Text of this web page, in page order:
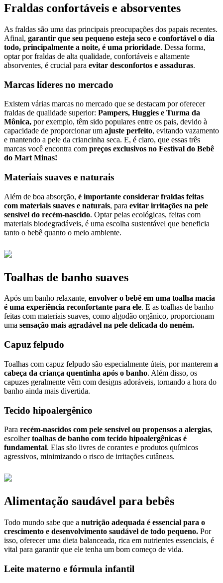
Fraldas confortáveis e absorventes
As fraldas são uma das principais preocupações dos papais recentes.
Afinal, garantir que seu pequeno esteja seco e confortável o dia
todo, principalmente a noite, é uma prioridade. Dessa forma,
optar por fraldas de alta qualidade, confortáveis e altamente
absorventes, é crucial para evitar desconfortos e assaduras.
Marcas líderes no mercado
Existem várias marcas no mercado que se destacam por oferecer
fraldas de qualidade superior: Pampers, Huggies e Turma da
Mônica, por exemplo, têm sido populares entre os pais, devido à
capacidade de proporcionar um ajuste perfeito, evitando vazamento
e mantendo a pele da criancinha seca. E, é claro, que essas três
marcas você encontra com preços exclusivos no Festival do Bebê
do Mart Minas!
Materiais suaves e naturais
Além de boa absorção, é importante considerar fraldas feitas
com materiais suaves e naturais, para evitar irritações na pele
sensível do recém-nascido. Optar pelas ecológicas, feitas com
materiais biodegradáveis, é uma escolha sustentável que beneficia
tanto o bebê quanto o meio ambiente.
Toalhas de banho suaves
Após um banho relaxante, envolver o bebê em uma toalha macia
é uma experiência reconfortante para ele. E as toalhas de banho
feitas com materiais suaves, como algodão orgânico, proporcionam
uma sensação mais agradável na pele delicada do neném.
Capuz felpudo
Toalhas com capuz felpudo são especialmente úteis, por manterem a
cabeça da criança quentinha após o banho. Além disso, os
capuzes geralmente vêm com designs adoráveis, tornando a hora do
banho ainda mais divertida.
Tecido hipoalergênico
Para recém-nascidos com pele sensível ou propensos a alergias,
escolhertoalhas de banho com tecido hipoalergênicas é
fundamental. Elas são livres de corantes e produtos químicos
agressivos, minimizando o risco de irritações cutâneas.
Alimentação saudável para bebês
Todo mundo sabe que a nutrição adequada é essencial para o
crescimento e desenvolvimento saudável de todo pequeno. Por
isso, oferecer uma dieta balanceada, rica em nutrientes essenciais, é
vital para garantir que ele tenha um bom começo de vida.
Leite materno e fórmula infantil